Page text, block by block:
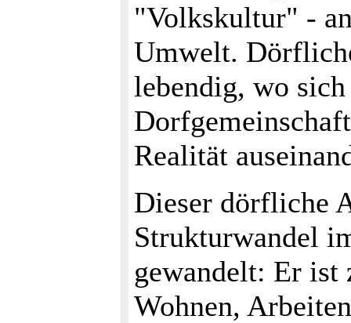
"Volkskultur" -
Umwelt.
lebendig, wo
Realität
Dieser dörfliche
Strukturwandel
gewandelt: Er
Wohnen,